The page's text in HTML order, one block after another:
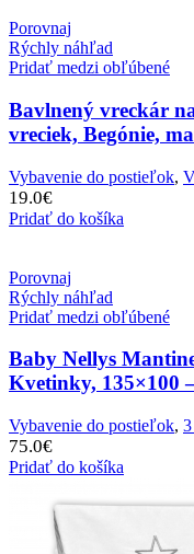
Porovnaj
Rýchly náhľad
Pridať medzi obľúbené
Bavlnený vreckár
vreciek, Begónie,
Vybavenie do postieľok,
19.0€
Pridať do košíka
Porovnaj
Rýchly náhľad
Pridať medzi obľúbené
Baby Nellys
Kvetinky, 135×100
Vybavenie do postieľok,
75.0€
Pridať do košíka